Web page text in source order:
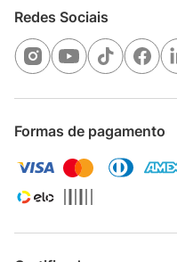
Redes Sociais
Formas de pagamento